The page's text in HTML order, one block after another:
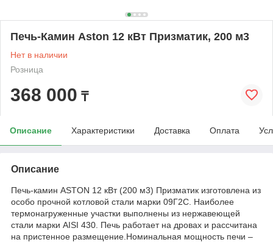
Печь-Камин Aston 12 кВт Призматик, 200 м3
Нет в наличии
Розница
368 000 ₸
Описание Характеристики Доставка Оплата
Описание
Печь-камин ASTON 12 кВт (200 м3) Призматик изготовлена из
особо прочной котловой стали марки 09Г2С. Наиболее
термонагруженные участки выполнены из нержавеющей
стали марки AISI 430. Печь работает на дровах и рассчитана
на пристенное размещение.Номинальная мощность печи –